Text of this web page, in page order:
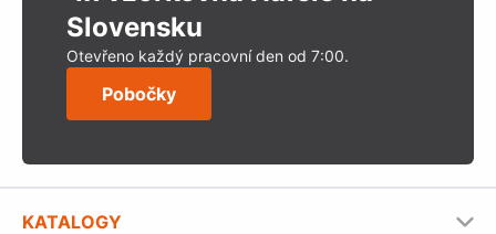
Slovensku
Otevřeno každý pracovní den od 7:00.
Pobočky
KATALOGY